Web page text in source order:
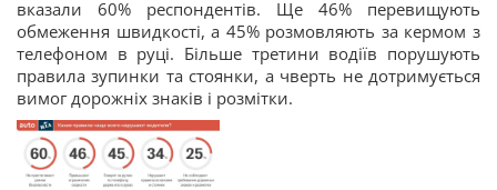
вказали 60% респондентів. Ще 46% перевищують
обмеження швидкості, а 45% розмовляють за кермом з
телефоном в руці. Більше третини водіїв порушують
правила зупинки та стоянки, а чверть не дотримується
вимог дорожніх знаків і розмітки.